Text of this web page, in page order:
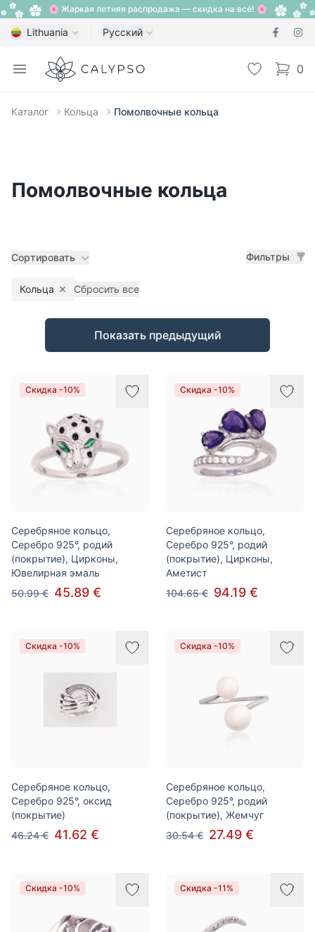
🌸 Жаркая летняя распродажа — скидка на всё! 🌸
Lithuania Русский
Open menu
Calypso Избранное
0
items
Каталог Кольца Помолвочные кольца
Помолвочные кольца
Сортировать Фильтры
Кольца Remove filter
Сбросить все
Товары
Показать предыдущий
Скидка -10%
Серебряное кольцо,
Серебро 925°, родий
(покрытие), Цирконы,
Ювелирная эмаль
50.99 € 45.89 €
Скидка -10%
Серебряное кольцо,
Серебро 925°, родий
(покрытие), Цирконы,
Аметист
104.65 € 94.19 €
Скидка -10%
Серебряное кольцо,
Серебро 925°, оксид
(покрытие)
46.24 € 41.62 €
Скидка -10%
Серебряное кольцо,
Серебро 925°, родий
(покрытие), Жемчуг
30.54 € 27.49 €
Скидка -10% Скидка -11%